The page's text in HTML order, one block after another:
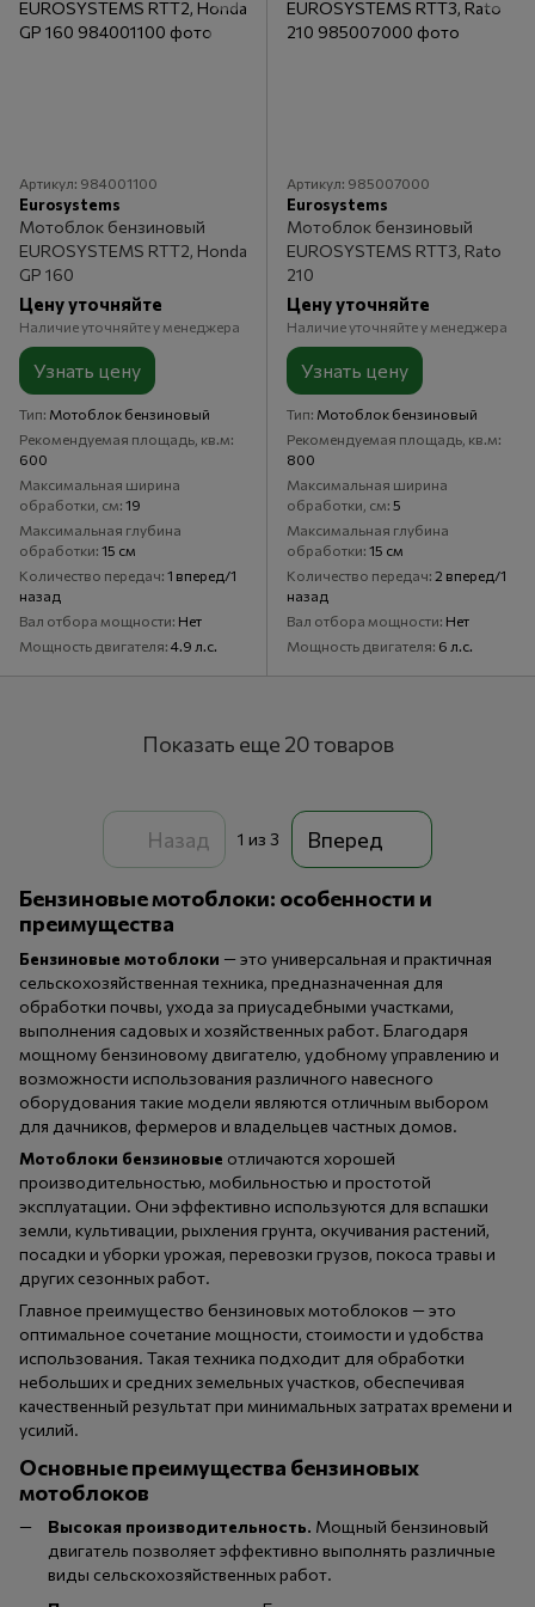
Артикул: 984001100
Eurosystems
Мотоблок бензиновый
EUROSYSTEMS RTT2, Honda
GP 160
Цену уточняйте
Наличие уточняйте у менеджера
Узнать цену
Тип Мотоблок бензиновый
Рекомендуемая площадь, кв.м
600
Максимальная ширина
обработки, см 19
Максимальная глубина
обработки 15 см
Количество передач 1 вперед/1
назад
Вал отбора мощности Нет
Мощность двигателя 4.9 л.с.
Артикул: 985007000
Eurosystems
Мотоблок бензиновый
EUROSYSTEMS RTT3, Rato
210
Цену уточняйте
Наличие уточняйте у менеджера
Узнать цену
Тип Мотоблок бензиновый
Рекомендуемая площадь, кв.м
800
Максимальная ширина
обработки, см 5
Максимальная глубина
обработки 15 см
Количество передач 2 вперед/1
назад
Вал отбора мощности Нет
Мощность двигателя 6 л.с.
Показать еще 20 товаров
Назад 1 из 3 Вперед
Бензиновые мотоблоки: особенности и
преимущества
Бензиновые мотоблоки — это универсальная и практичная
сельскохозяйственная техника, предназначенная для
обработки почвы, ухода за приусадебными участками,
выполнения садовых и хозяйственных работ. Благодаря
мощному бензиновому двигателю, удобному управлению и
возможности использования различного навесного
оборудования такие модели являются отличным выбором
для дачников, фермеров и владельцев частных домов.
Мотоблоки бензиновые отличаются хорошей
производительностью, мобильностью и простотой
эксплуатации. Они эффективно используются для вспашки
земли, культивации, рыхления грунта, окучивания растений,
посадки и уборки урожая, перевозки грузов, покоса травы и
других сезонных работ.
Главное преимущество бензиновых мотоблоков — это
оптимальное сочетание мощности, стоимости и удобства
использования. Такая техника подходит для обработки
небольших и средних земельных участков, обеспечивая
качественный результат при минимальных затратах времени и
усилий.
Основные преимущества бензиновых
мотоблоков
Высокая производительность. Мощный бензиновый
двигатель позволяет эффективно выполнять различные
виды сельскохозяйственных работ.